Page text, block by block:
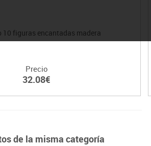
10 figuras encantadas madera
Precio
32.08€
de la misma categoría